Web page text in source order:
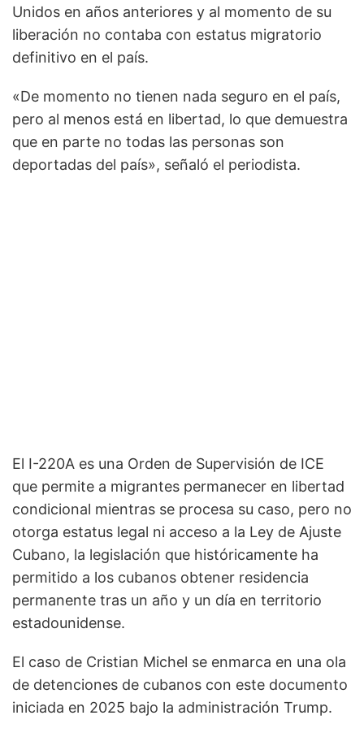
Unidos en años anteriores y al momento de su
liberación no contaba con estatus migratorio
definitivo en el país.
«De momento no tienen nada seguro en el país,
pero al menos está en libertad, lo que demuestra
que en parte no todas las personas son
deportadas del país», señaló el periodista.
El I-220A es una Orden de Supervisión de ICE
que permite a migrantes permanecer en libertad
condicional mientras se procesa su caso, pero no
otorga estatus legal ni acceso a la Ley de Ajuste
Cubano, la legislación que históricamente ha
permitido a los cubanos obtener residencia
permanente tras un año y un día en territorio
estadounidense.
El caso de Cristian Michel se enmarca en una ola
de detenciones de cubanos con este documento
iniciada en 2025 bajo la administración Trump.